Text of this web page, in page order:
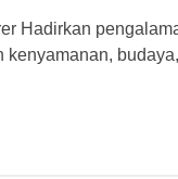
Hadirkan
kenyamanan,